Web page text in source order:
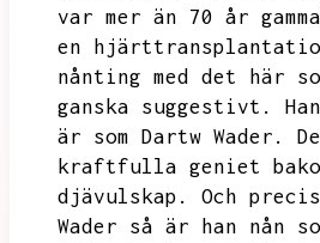
var mer än 70 år
en
nånting med det här
ganska suggestivt.
är som Dartw Wader.
kraftfulla geniet
djävulskap. Och precis
Wader så är han nån